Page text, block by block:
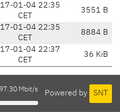
01-04 22:35
CET
3551 B
01-04 22:35
CET
8884 B
01-04 22:37
CET
36 KiB
Powered by SNT
Mbit/s